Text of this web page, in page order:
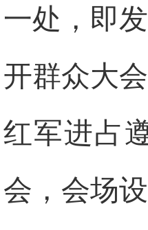
一处，即
开群众大
红军进占
会，会场